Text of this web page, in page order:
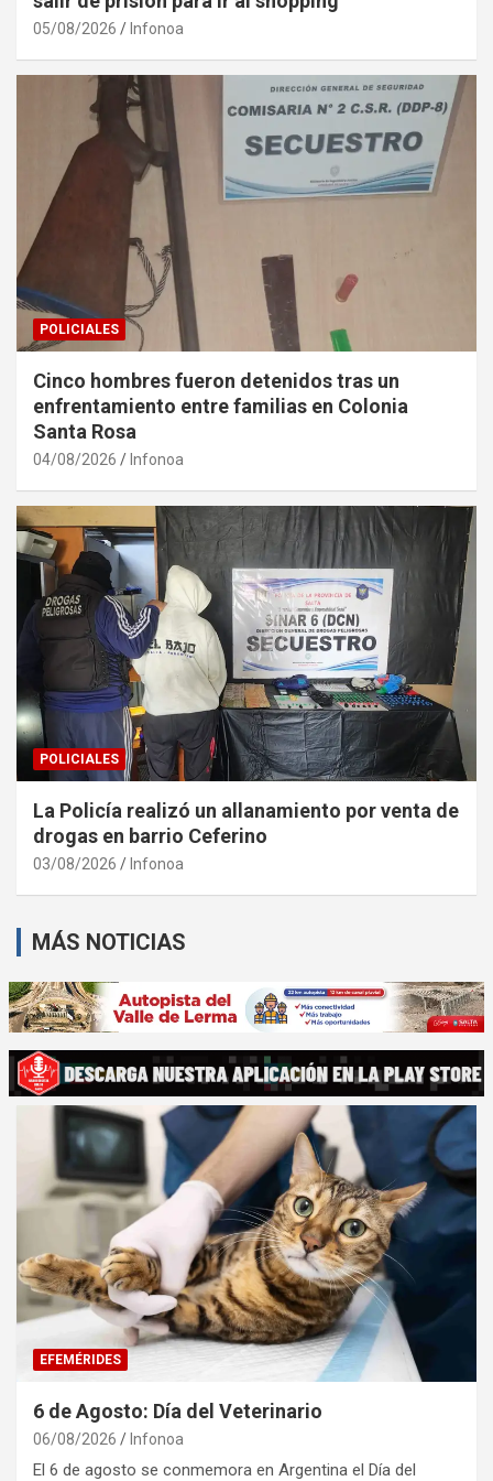
05/08/2026 Infonoa
POLICIALES
Cinco hombres fueron detenidos tras un
enfrentamiento entre familias en Colonia
Santa Rosa
04/08/2026 Infonoa
POLICIALES
La Policía realizó un allanamiento por venta de
drogas en barrio Ceferino
03/08/2026 Infonoa
MÁS NOTICIAS
EFEMÉRIDES
6 de Agosto: Día del Veterinario
06/08/2026 Infonoa
El 6 de agosto se conmemora en Argentina el Día del